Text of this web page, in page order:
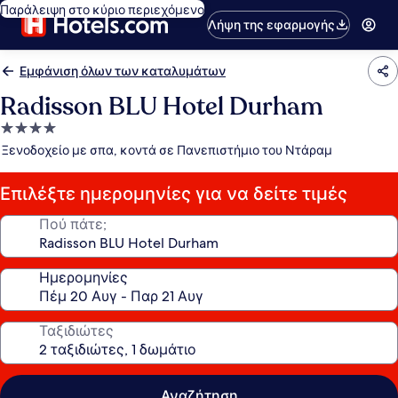
Παράλειψη στο κύριο περιεχόμενο
Λήψη της εφαρμογής
Εμφάνιση όλων των καταλυμάτων
Radisson BLU Hotel Durham
Κατάλυμα
με
αστέρια
Ξενοδοχείο με σπα, κοντά σε Πανεπιστήμιο του Ντάραμ
Επιλέξτε ημερομηνίες για να δείτε τιμές
Πού πάτε;
Ημερομηνίες
Ταξιδιώτες